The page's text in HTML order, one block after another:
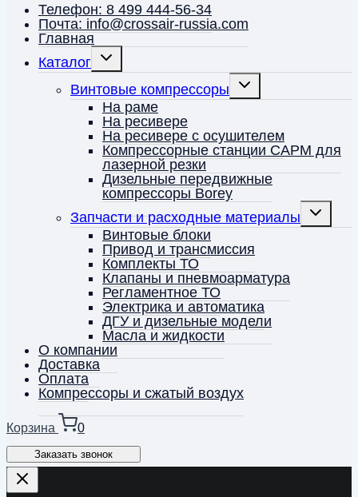
Телефон: 8 499 444-56-34
Почта: info@crossair-russia.com
Главная
Каталог
Переключить
дочернее
меню
Винтовые компрессоры
Переключить
дочернее
меню
На раме
На ресивере
На ресивере с осушителем
Компрессорные станции CAPM для
лазерной резки
Дизельные передвижные
компрессоры Borey
Запчасти и расходные материалы
дочернее
меню
Винтовые блоки
Привод и трансмиссия
Комплекты ТО
Клапаны и пневмоарматура
Регламентное ТО
Электрика и автоматика
ДГУ и дизельные модели
Масла и жидкости
О компании
Доставка
Оплата
Компрессоры и сжатый воздух
Корзина 0
Заказать звонок